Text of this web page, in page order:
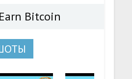
Bitcoin